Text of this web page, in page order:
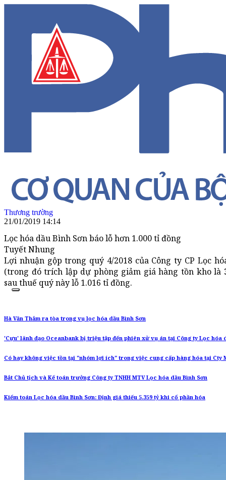
Thương trường
21/01/2019 14:14
Lọc hóa dầu Bình Sơn báo lỗ hơn 1.000 tỉ đồng
Tuyết Nhung
Lợi nhuận gộp trong quý 4/2018 của Công ty CP Lọc
(trong đó trích lập dự phòng giảm giá hàng tồn kho là
sau thuế quý này lỗ 1.016 tỉ đồng.
Hà Văn Thắm ra tòa trong vụ lọc hóa dầu Bình Sơn
'Cựu' lãnh đạo Oceanbank bị triệu tập đến phiên xử vụ án tại Công ty Lọc hóa
Có hay không việc tồn tại "nhóm lợi ích" trong việc cung cấp hàng hóa tại Cty
Bắt Chủ tịch và Kế toán trưởng Công ty TNHH MTV Lọc hóa dầu Bình Sơn
Kiểm toán Lọc hóa dầu Bình Sơn: Định giá thiếu 5.359 tỷ khi cổ phần hóa